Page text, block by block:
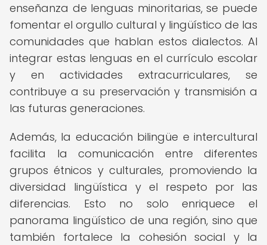
enseñanza de lenguas minoritarias, se puede
fomentar el orgullo cultural y lingüístico de las
comunidades que hablan estos dialectos. Al
integrar estas lenguas en el currículo escolar
y en actividades extracurriculares, se
contribuye a su preservación y transmisión a
las futuras generaciones.
Además, la educación bilingüe e intercultural
facilita la comunicación entre diferentes
grupos étnicos y culturales, promoviendo la
diversidad lingüística y el respeto por las
diferencias. Esto no solo enriquece el
panorama lingüístico de una región, sino que
también fortalece la cohesión social y la